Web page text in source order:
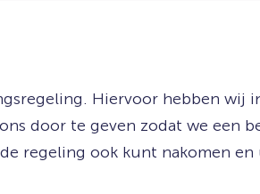
Hiervoor hebben
door te geven zodat we een
regeling ook kunt nakomen